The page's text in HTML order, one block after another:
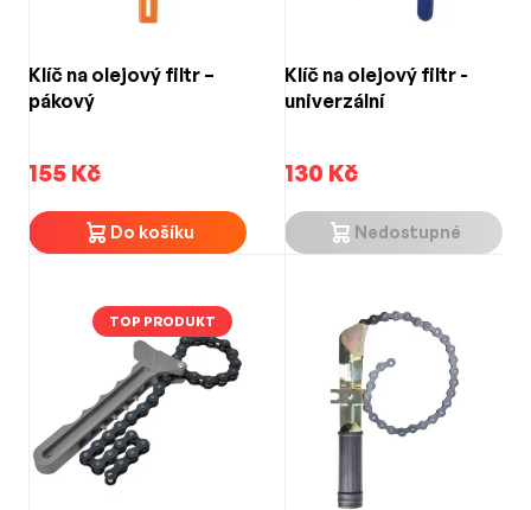
Klíč na olejový filtr –
pákový
155 Kč
Do košíku
Klíč na olejový filtr -
univerzální
130 Kč
Nedostupné
TOP PRODUKT